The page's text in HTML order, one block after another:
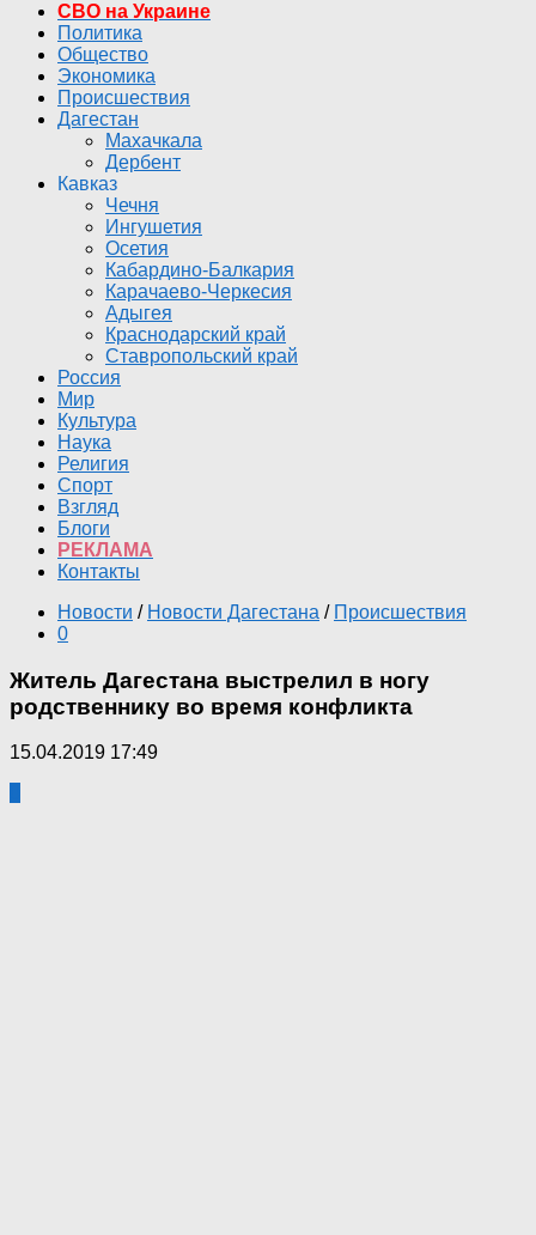
СВО на Украине
Политика
Общество
Экономика
Происшествия
Дагестан
Махачкала
Дербент
Кавказ
Чечня
Ингушетия
Осетия
Кабардино-Балкария
Карачаево-Черкесия
Адыгея
Краснодарский край
Ставропольский край
Россия
Мир
Культура
Наука
Религия
Спорт
Взгляд
Блоги
РЕКЛАМА
Контакты
Новости / Новости Дагестана / Происшествия
0
Житель Дагестана выстрелил в ногу
родственнику во время конфликта
15.04.2019 17:49